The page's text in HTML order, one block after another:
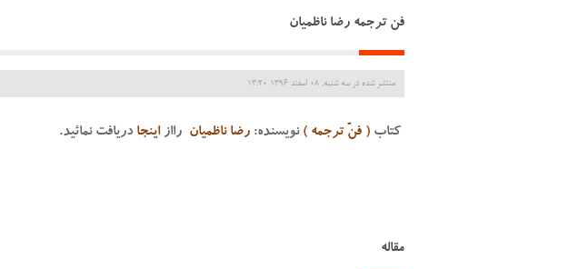
فن ترجمه رضا ناظمیان
منتشر شده در سه شنبه, 08 اسفند 1396 13:20
کتاب ( فنّ ترجمه ) نویسنده: رضا ناظمیان راازاینجا دریافت نمائید.
مقاله